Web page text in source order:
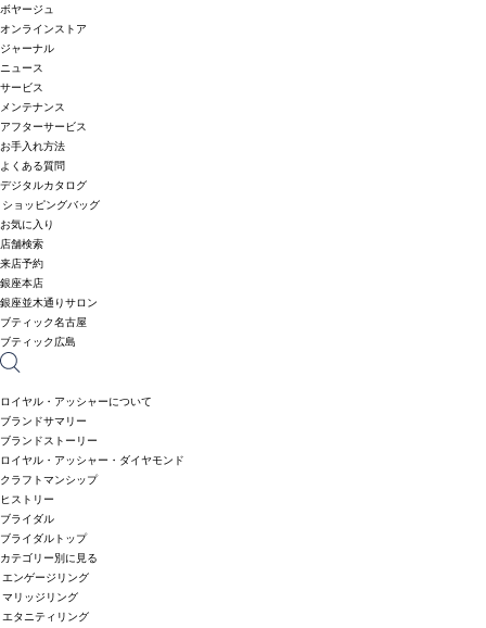
ボヤージュ
オンラインストア
ジャーナル
ニュース
サービス
メンテナンス
アフターサービス
お手入れ方法
よくある質問
デジタルカタログ
ショッピングバッグ
お気に入り
店舗検索
来店予約
銀座本店
銀座並木通りサロン
ブティック名古屋
ブティック広島
ロイヤル・アッシャーについて
ブランドサマリー
ブランドストーリー
ロイヤル・アッシャー・ダイヤモンド
クラフトマンシップ
ヒストリー
ブライダル
ブライダルトップ
カテゴリー別に見る
エンゲージリング
マリッジリング
エタニティリング